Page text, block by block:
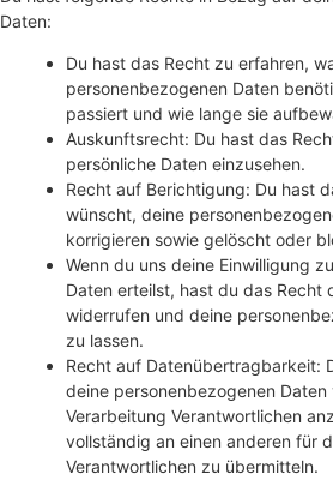
Daten:
Du hast das Recht zu erfahren,
personenbezogenen Daten
passiert und wie lange sie
Auskunftsrecht: Du hast das
persönliche Daten einzusehen.
Recht auf Berichtigung: Du hast
wünscht, deine
korrigieren sowie gelöscht oder
Wenn du uns deine Einwilligung
Daten erteilst, hast du das Recht
widerrufen und deine
zu lassen.
Recht auf Datenübertragbarkeit:
deine personenbezogenen
Verarbeitung Verantwortlichen
vollständig an einen anderen für
Verantwortlichen zu übermitteln.